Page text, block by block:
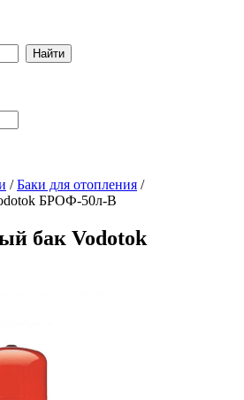
/Баки для отопления /
БРОФ-50л-В
бак Vodotok